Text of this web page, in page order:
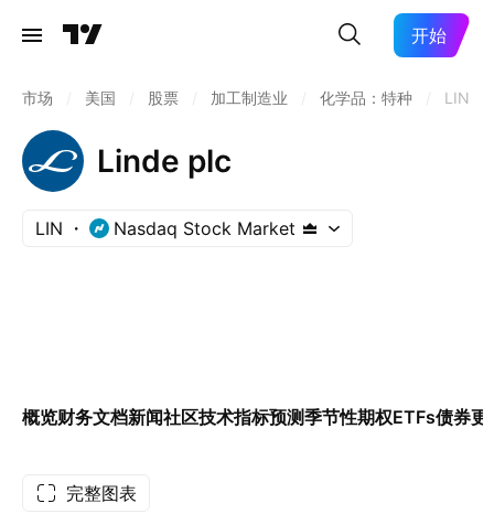
开始
市场 美国 股票 加工制造业 化学品：特种 LIN
Linde plc
LIN Nasdaq Stock Market
概览财务文档新闻社区技术指标预测季节性期权ETFs债券更
完整图表